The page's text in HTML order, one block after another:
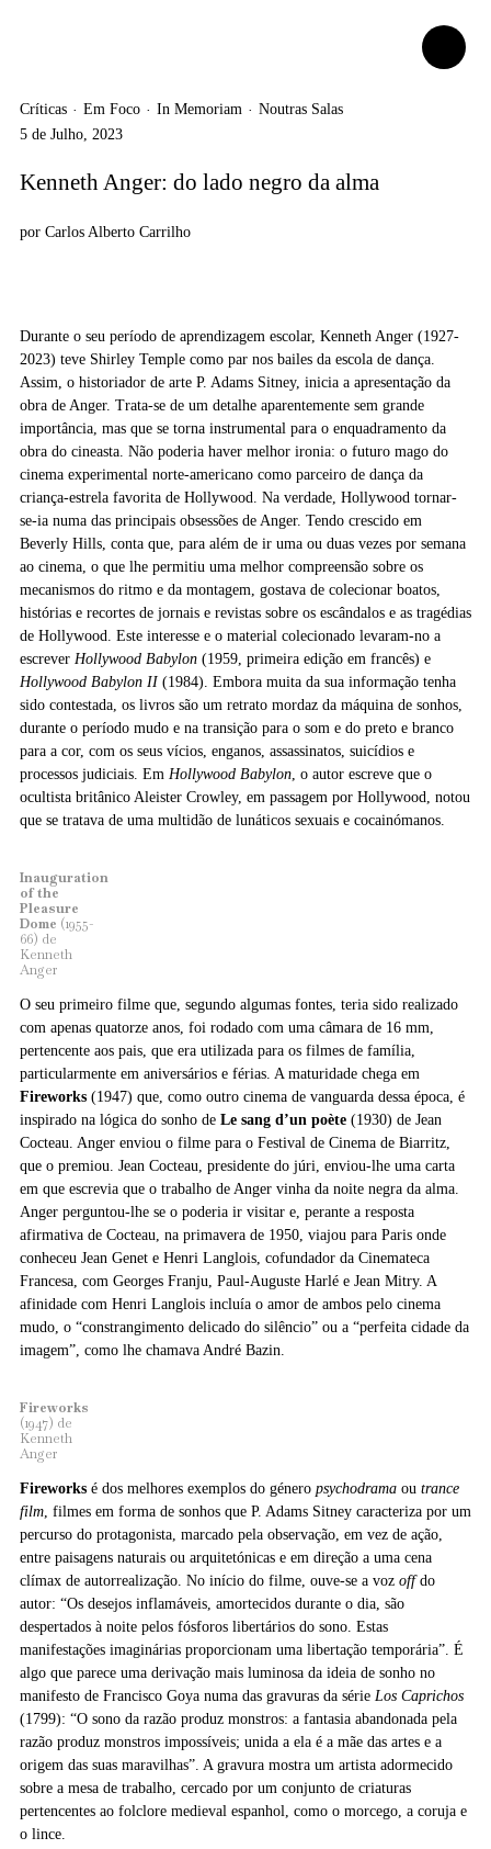
Críticas · Em Foco · In Memoriam · Noutras Salas
5 de Julho, 2023
Kenneth Anger: do lado negro da alma
por Carlos Alberto Carrilho
Durante o seu período de aprendizagem escolar, Kenneth Anger (1927-
2023) teve Shirley Temple como par nos bailes da escola de dança.
Assim, o historiador de arte P. Adams Sitney, inicia a apresentação da
obra de Anger. Trata-se de um detalhe aparentemente sem grande
importância, mas que se torna instrumental para o enquadramento da
obra do cineasta. Não poderia haver melhor ironia: o futuro mago do
cinema experimental norte-americano como parceiro de dança da
criança-estrela favorita de Hollywood. Na verdade, Hollywood tornar-
se-ia numa das principais obsessões de Anger. Tendo crescido em
Beverly Hills, conta que, para além de ir uma ou duas vezes por semana
ao cinema, o que lhe permitiu uma melhor compreensão sobre os
mecanismos do ritmo e da montagem, gostava de colecionar boatos,
histórias e recortes de jornais e revistas sobre os escândalos e as tragédias
de Hollywood. Este interesse e o material colecionado levaram-no a
escrever Hollywood Babylon (1959, primeira edição em francês) e
Hollywood Babylon II (1984). Embora muita da sua informação tenha
sido contestada, os livros são um retrato mordaz da máquina de sonhos,
durante o período mudo e na transição para o som e do preto e branco
para a cor, com os seus vícios, enganos, assassinatos, suicídios e
processos judiciais. Em Hollywood Babylon, o autor escreve que o
ocultista britânico Aleister Crowley, em passagem por Hollywood, notou
que se tratava de uma multidão de lunáticos sexuais e cocainómanos.
Inauguration
of the
Pleasure
Dome (1955-
66) de
Kenneth
Anger
O seu primeiro filme que, segundo algumas fontes, teria sido realizado
com apenas quatorze anos, foi rodado com uma câmara de 16 mm,
pertencente aos pais, que era utilizada para os filmes de família,
particularmente em aniversários e férias. A maturidade chega em
Fireworks (1947) que, como outro cinema de vanguarda dessa época, é
inspirado na lógica do sonho de Le sang d’un poète (1930) de Jean
Cocteau. Anger enviou o filme para o Festival de Cinema de Biarritz,
que o premiou. Jean Cocteau, presidente do júri, enviou-lhe uma carta
em que escrevia que o trabalho de Anger vinha da noite negra da alma.
Anger perguntou-lhe se o poderia ir visitar e, perante a resposta
afirmativa de Cocteau, na primavera de 1950, viajou para Paris onde
conheceu Jean Genet e Henri Langlois, cofundador da Cinemateca
Francesa, com Georges Franju, Paul-Auguste Harlé e Jean Mitry. A
afinidade com Henri Langlois incluía o amor de ambos pelo cinema
mudo, o “constrangimento delicado do silêncio” ou a “perfeita cidade da
imagem”, como lhe chamava André Bazin.
Fireworks
(1947) de
Kenneth
Anger
Fireworks é dos melhores exemplos do género psychodrama ou trance
film, filmes em forma de sonhos que P. Adams Sitney caracteriza por um
percurso do protagonista, marcado pela observação, em vez de ação,
entre paisagens naturais ou arquitetónicas e em direção a uma cena
clímax de autorrealização. No início do filme, ouve-se a voz offdo
autor: “Os desejos inflamáveis, amortecidos durante o dia, são
despertados à noite pelos fósforos libertários do sono. Estas
manifestações imaginárias proporcionam uma libertação temporária”. É
algo que parece uma derivação mais luminosa da ideia de sonho no
manifesto de Francisco Goya numa das gravuras da série Los Caprichos
(1799): “O sono da razão produz monstros: a fantasia abandonada pela
razão produz monstros impossíveis; unida a ela é a mãe das artes e a
origem das suas maravilhas”. A gravura mostra um artista adormecido
sobre a mesa de trabalho, cercado por um conjunto de criaturas
pertencentes ao folclore medieval espanhol, como o morcego, a coruja e
o lince.